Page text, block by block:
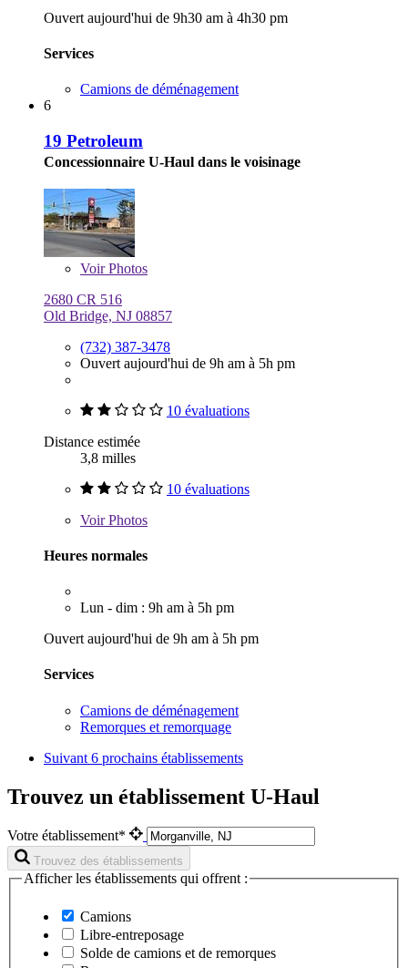
Ouvert aujourd'hui de 9h30 am à 4h30 pm
Services
Camions de déménagement
6
19 Petroleum
Concessionnaire U-Haul dans le voisinage
VoirPhotos
2680 CR 516
Old Bridge, NJ 08857
(732) 387-3478
Ouvert aujourd'hui de 9h am à 5h pm
10 évaluations
Distance estimée
3,8 milles
10 évaluations
VoirPhotos
Heures normales
Lun - dim : 9h am à 5h pm
Ouvert aujourd'hui de 9h am à 5h pm
Services
Camions de déménagement
Remorques et remorquage
Suivant 6 prochains établissements
Trouvez un établissement U-Haul
Votre établissement*
Trouvez des établissements
Afficher les établissements qui offrent :
Camions
Libre-entreposage
Solde de camions et de remorques